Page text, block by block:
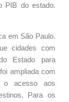
PIB do estado.
em São Paulo.
cidades com
Estado para
ampliada com
o acesso aos
Para os